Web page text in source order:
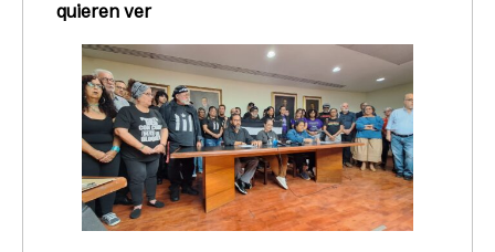
quieren ver